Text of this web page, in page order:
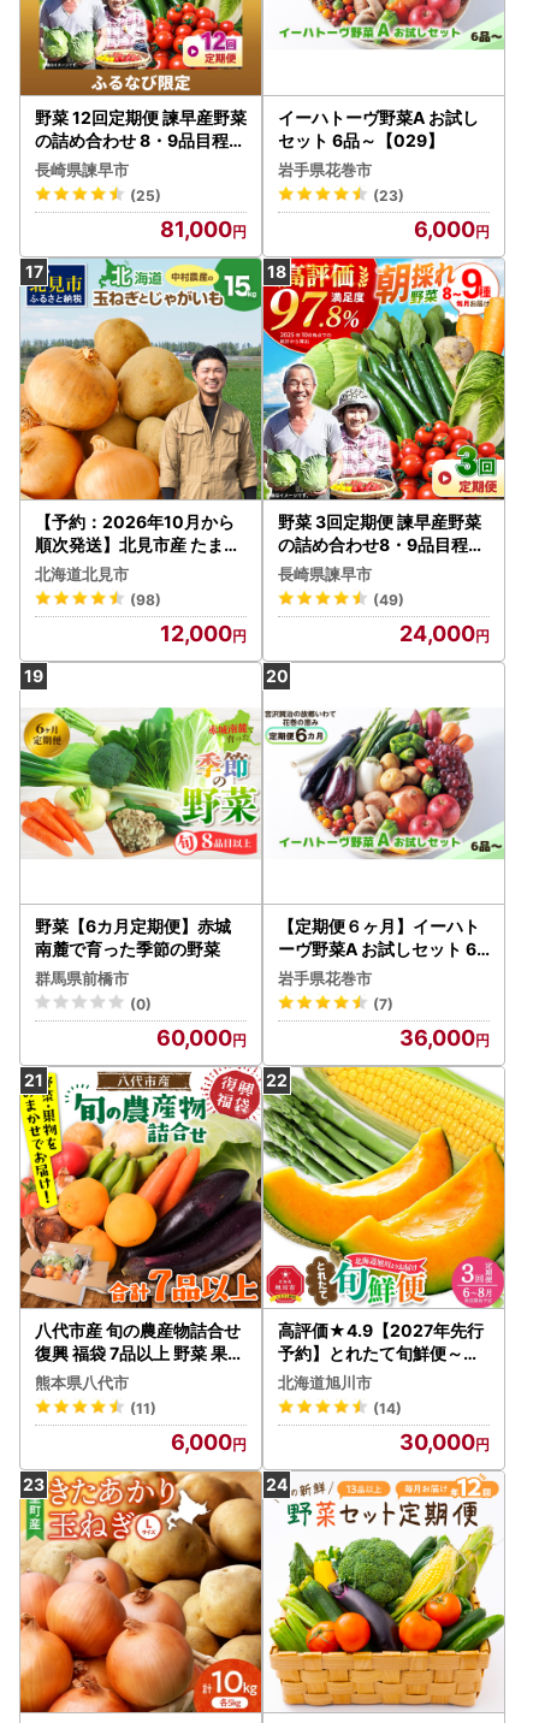
野菜 12回定期便 諫早産野菜
の詰め合わせ 8・9品目程度
[AHDI003]
長崎県諫早市
(25)
81,000
イーハトーヴ野菜A お試し
セット 6品～【029】
岩手県花巻市
(23)
6,000
【予約：2026年10月から
順次発送】北見市産 たまね
ぎとじゃがいもセット 約15
kg ( 野菜 たまねぎ 玉ねぎ
タマネギ 玉葱 ジャガイモ
じゃがいも 北海道 セット
ふるさと納税 )【002-001
2】
北海道北見市
(98)
12,000
野菜 3回定期便 諫早産野菜
の詰め合わせ8・9品目程度
[AHDI001]
長崎県諫早市
(49)
24,000
野菜【6カ月定期便】赤城
南麓で育った季節の野菜
群馬県前橋市
(0)
60,000
【定期便６ヶ月】イーハト
ーヴ野菜A お試しセット 6
品～【294】
岩手県花巻市
(7)
36,000
八代市産 旬の農産物詰合せ
復興 福袋 7品以上 野菜 果物
熊本県 八代市
熊本県八代市
(11)
6,000
高評価★4.9【2027年先行
予約】とれたて旬鮮便～北
海道旭川市から旬の定期便
～ 全3回 | アスパラ メロン
とうもろこし _01107
北海道旭川市
(14)
30,000